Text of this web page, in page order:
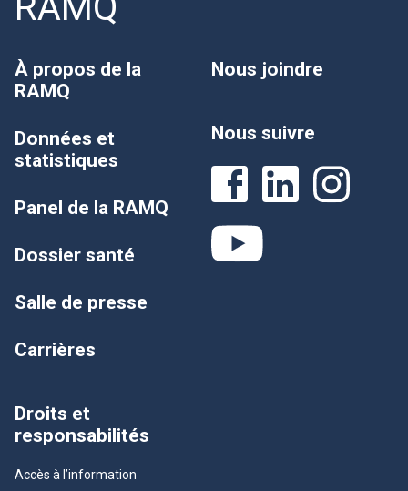
À propos de la
RAMQ
Données et
statistiques
Panel de la RAMQ
Dossier santé
Salle de presse
Carrières
Droits et
responsabilités
Accès à l’information
Nous joindre
Nous suivre